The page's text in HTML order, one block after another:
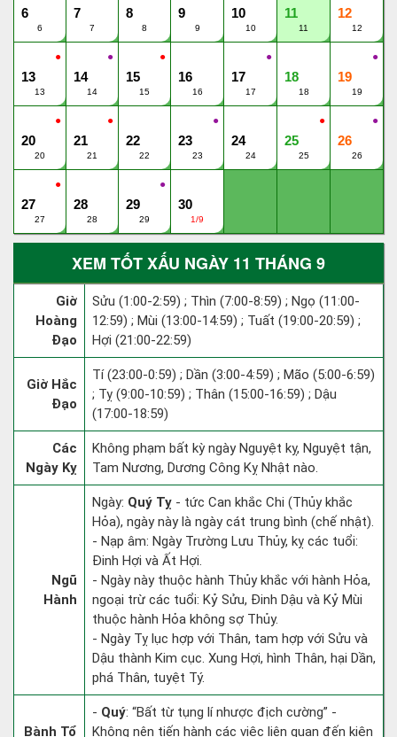
6
6
7
7
8
8
9
9
10
10
11
11
12
12
●
13
13
●
14
14
●
15
15
16
16
●
17
17
18
18
●
19
19
●
20
20
●
21
21
22
22
●
23
23
24
24
●
25
25
●
26
26
●
27
27
28
28
●
29
29
30
1/9
XEM TỐT XẤU NGÀY 11 THÁNG 9
Giờ
Hoàng
Đạo
Sửu (1:00-2:59) ; Thìn (7:00-8:59) ; Ngọ (11:00-
12:59) ; Mùi (13:00-14:59) ; Tuất (19:00-20:59) ;
Hợi (21:00-22:59)
Giờ Hắc
Đạo
Tí (23:00-0:59) ; Dần (3:00-4:59) ; Mão (5:00-6:59)
; Tỵ (9:00-10:59) ; Thân (15:00-16:59) ; Dậu
(17:00-18:59)
Các
Ngày Kỵ
Không phạm bất kỳ ngày Nguyệt kỵ, Nguyệt tận,
Tam Nương, Dương Công Kỵ Nhật nào.
Ngũ
Hành
Ngày: Quý Tỵ - tức Can khắc Chi (Thủy khắc
Hỏa), ngày này là ngày cát trung bình (chế nhật).
- Nạp âm: Ngày Trường Lưu Thủy, kỵ các tuổi:
Đinh Hợi và Ất Hợi.
- Ngày này thuộc hành Thủy khắc với hành Hỏa,
ngoại trừ các tuổi: Kỷ Sửu, Đinh Dậu và Kỷ Mùi
thuộc hành Hỏa không sợ Thủy.
- Ngày Tỵ lục hợp với Thân, tam hợp với Sửu và
Dậu thành Kim cục. Xung Hợi, hình Thân, hại Dần,
phá Thân, tuyệt Tý.
Bành Tổ
- Quý: “Bất từ tụng lí nhược địch cường” -
Không nên tiến hành các việc liên quan đến kiện